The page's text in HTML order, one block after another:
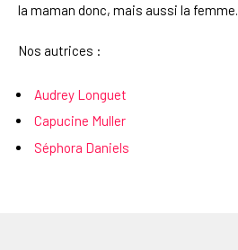
la maman donc, mais aussi la femme.
Nos autrices :
Audrey Longuet
Capucine Muller
Séphora Daniels